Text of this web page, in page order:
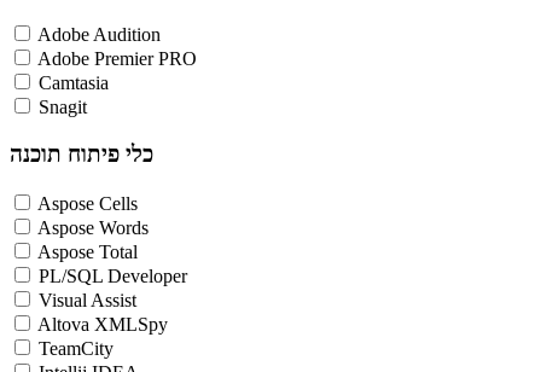
Adobe Audition
Adobe Premier PRO
Camtasia
Snagit
כלי פיתוח תוכנה
Aspose Cells
Aspose Words
Aspose Total
PL/SQL Developer
Visual Assist
Altova XMLSpy
TeamCity